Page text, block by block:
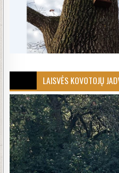
LAISVĖS KOVOTOJŲ